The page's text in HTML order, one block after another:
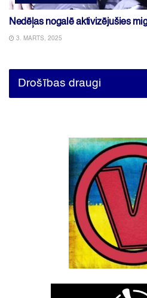
Nedēļas nogalē aktivizējušies
3. MARTS, 2025
Drošības draugi